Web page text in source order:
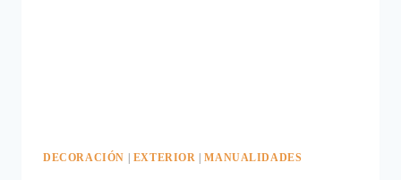
DECORACIÓN EXTERIOR |MANUALIDADES